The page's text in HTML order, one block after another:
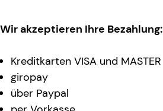
Wir akzeptieren Ihre Bezahlung:
Kreditkarten VISA und MASTER
giropay
über Paypal